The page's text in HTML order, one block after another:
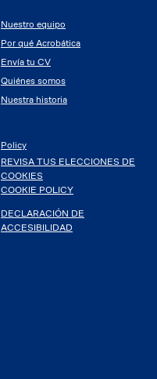
Nuestro equipo
Por qué Acrobática
Envía tu CV
Quiénes somos
Nuestra historia
Policy
REVISA TUS ELECCIONES DE
COOKIES
COOKIE POLICY
DECLARACIÓN DE
ACCESIBILIDAD